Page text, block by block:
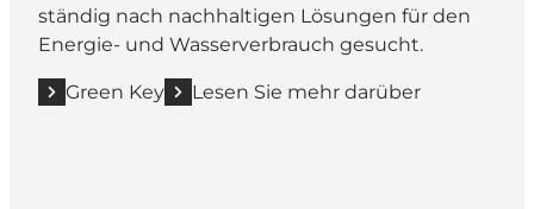
ständig nach nachhaltigen Lösungen für den
Energie- und Wasserverbrauch gesucht.
Green Key Lesen Sie mehr darüber